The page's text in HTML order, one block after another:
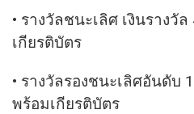
• รางวัลชนะเลิศ เงินรางวั
เกียรติบัตร
• รางวัลรองชนะเลิศอันดับ
พร้อมเกียรติบัตร